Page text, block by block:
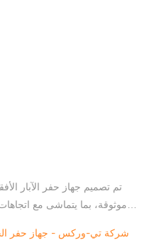
تم تصميم جهاز حفر الآبار
موثوقة، بما يتماشى مع